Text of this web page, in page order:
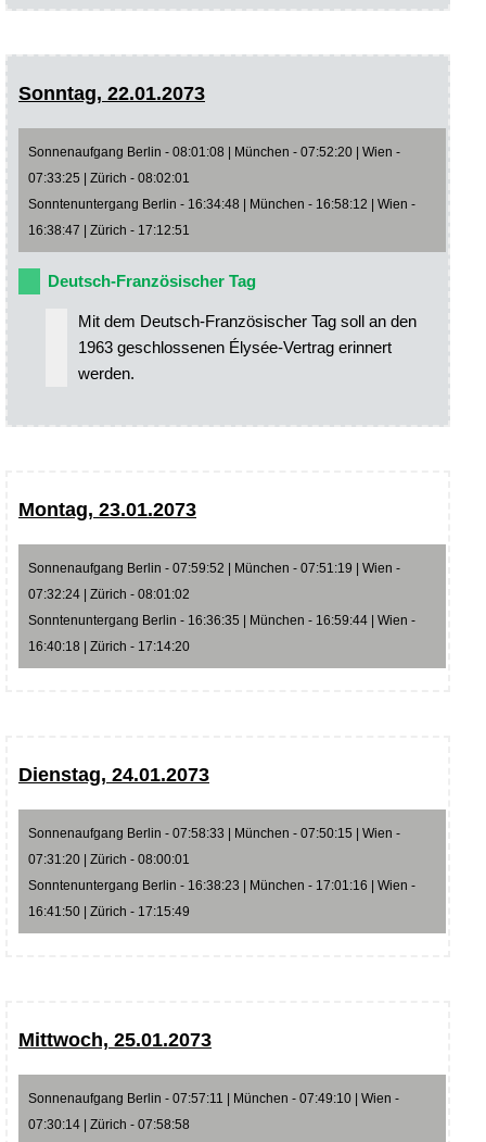
Sonntag, 22.01.2073
Sonnenaufgang Berlin - 08:01:08 | München - 07:52:20 | Wien -
07:33:25 | Zürich - 08:02:01
Sonntenuntergang Berlin - 16:34:48 | München - 16:58:12 | Wien -
16:38:47 | Zürich - 17:12:51
Deutsch-Französischer Tag
Mit dem Deutsch-Französischer Tag soll an den
1963 geschlossenen Élysée-Vertrag erinnert
werden.
Montag, 23.01.2073
Sonnenaufgang Berlin - 07:59:52 | München - 07:51:19 | Wien -
07:32:24 | Zürich - 08:01:02
Sonntenuntergang Berlin - 16:36:35 | München - 16:59:44 | Wien -
16:40:18 | Zürich - 17:14:20
Dienstag, 24.01.2073
Sonnenaufgang Berlin - 07:58:33 | München - 07:50:15 | Wien -
07:31:20 | Zürich - 08:00:01
Sonntenuntergang Berlin - 16:38:23 | München - 17:01:16 | Wien -
16:41:50 | Zürich - 17:15:49
Mittwoch, 25.01.2073
Sonnenaufgang Berlin - 07:57:11 | München - 07:49:10 | Wien -
07:30:14 | Zürich - 07:58:58